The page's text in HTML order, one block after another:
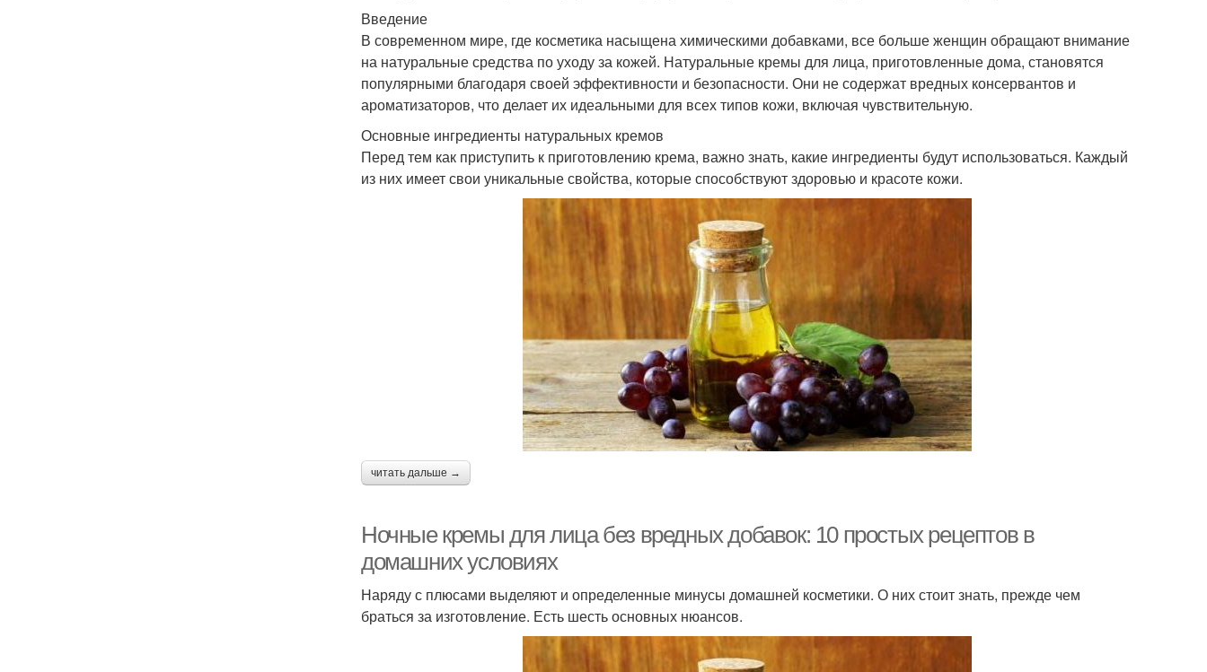
Введение
В современном мире, где косметика насыщена химическими добавками, все больше женщин обращают внимание
на натуральные средства по уходу за кожей. Натуральные кремы для лица, приготовленные дома, становятся
популярными благодаря своей эффективности и безопасности. Они не содержат вредных консервантов и
ароматизаторов, что делает их идеальными для всех типов кожи, включая чувствительную.
Основные ингредиенты натуральных кремов
Перед тем как приступить к приготовлению крема, важно знать, какие ингредиенты будут использоваться. Каждый
из них имеет свои уникальные свойства, которые способствуют здоровью и красоте кожи.
читать дальше →
Ночные кремы для лица без вредных добавок: 10 простых рецептов в
домашних условиях
Наряду с плюсами выделяют и определенные минусы домашней косметики. О них стоит знать, прежде чем
браться за изготовление. Есть шесть основных нюансов.